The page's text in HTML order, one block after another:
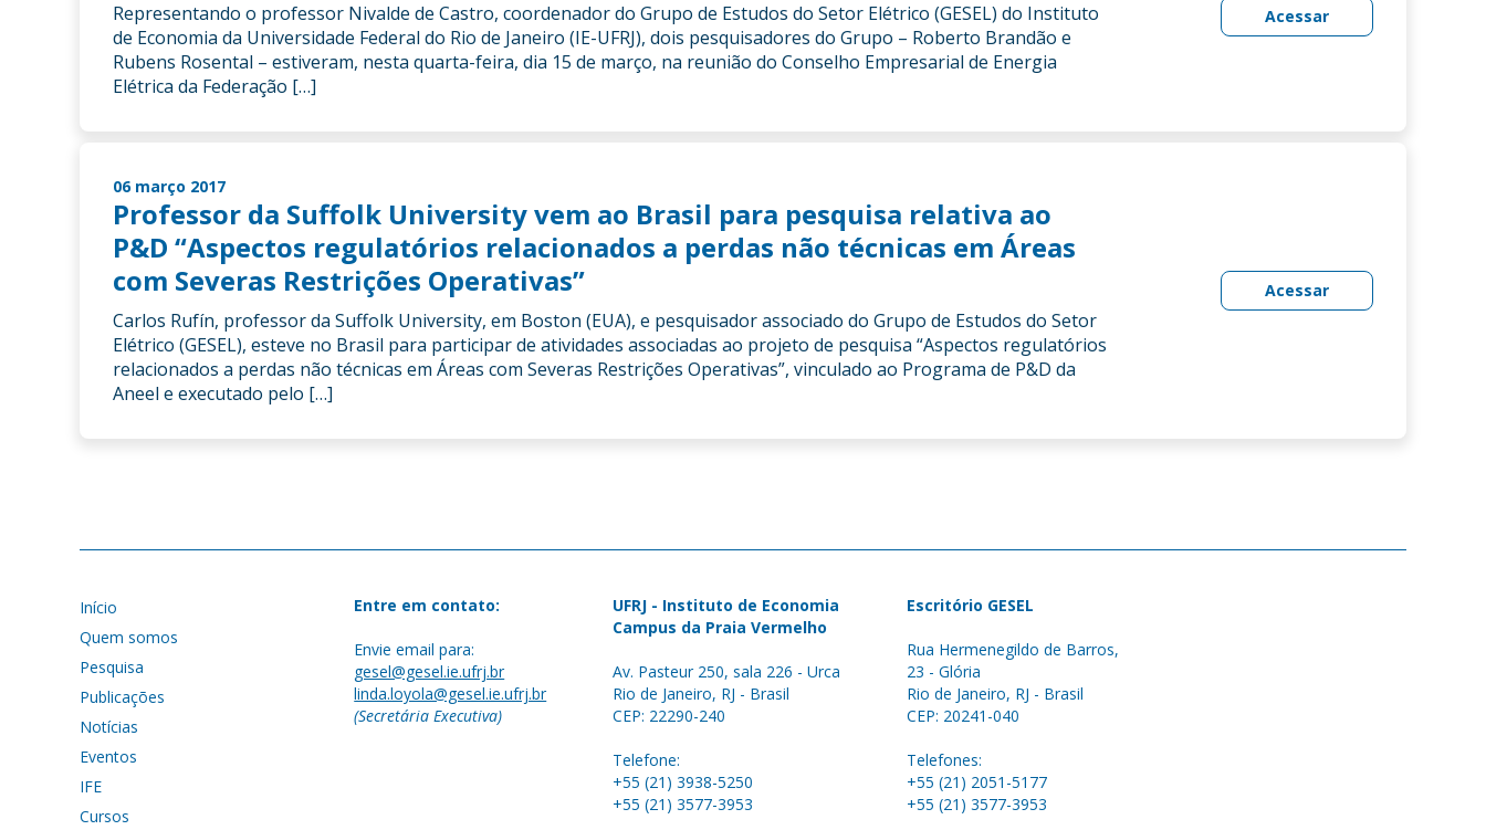
Representando o professor Nivalde de Castro, coordenador do Grupo de Estudos do Setor Elétrico (GESEL) do Instituto
de Economia da Universidade Federal do Rio de Janeiro (IE-UFRJ), dois pesquisadores do Grupo – Roberto Brandão e
Rubens Rosental – estiveram, nesta quarta-feira, dia 15 de março, na reunião do Conselho Empresarial de Energia
Elétrica da Federação […]
Acessar
06 março 2017
Professor da Suffolk University vem ao Brasil para pesquisa relativa ao
P&D “Aspectos regulatórios relacionados a perdas não técnicas em Áreas
com Severas Restrições Operativas”
Carlos Rufín, professor da Suffolk University, em Boston (EUA), e pesquisador associado do Grupo de Estudos do Setor
Elétrico (GESEL), esteve no Brasil para participar de atividades associadas ao projeto de pesquisa “Aspectos regulatórios
relacionados a perdas não técnicas em Áreas com Severas Restrições Operativas”, vinculado ao Programa de P&D da
Aneel e executado pelo […]
Acessar
Início
Quem somos
Pesquisa
Publicações
Notícias
Eventos
IFE
Cursos
Entre em contato:
Envie email para:
gesel@gesel.ie.ufrj.br
linda.loyola@gesel.ie.ufrj.br
(Secretária Executiva)
UFRJ - Instituto de Economia
Campus da Praia Vermelho
Av. Pasteur 250, sala 226 - Urca
Rio de Janeiro, RJ - Brasil
CEP: 22290-240
Telefone:
+55 (21) 3938-5250
+55 (21) 3577-3953
Escritório GESEL
Rua Hermenegildo de Barros,
23 - Glória
Rio de Janeiro, RJ - Brasil
CEP: 20241-040
Telefones:
+55 (21) 2051-5177
+55 (21) 3577-3953